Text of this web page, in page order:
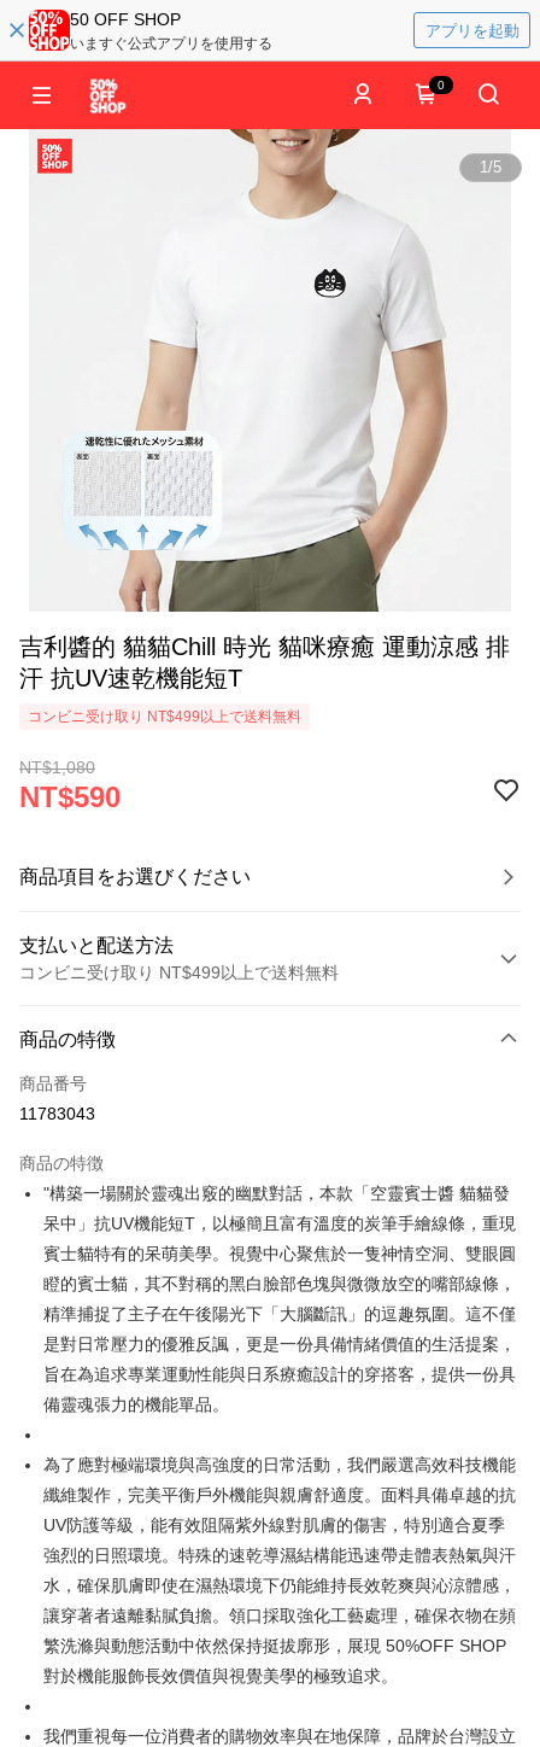
50 OFF SHOP
いますぐ公式アプリを使用する
アプリを起動
0
1/5
吉利醬的 貓貓Chill 時光 貓咪療癒 運動涼感 排
汗 抗UV速乾機能短T
コンビニ受け取り NT$499以上で送料無料
NT$1,080
NT$590
商品項目をお選びください
支払いと配送方法
コンビニ受け取り NT$499以上で送料無料
クレジットカード1回払い
コンビニ店頭代金引換
Apple Pay
JKOPAY
Easy Wallet
Google Pay
Plus Pay
OP Pay Later
説明
【OP Pay Later 使用説明】
1. 本サービスは台湾大哥大によって提供され、台湾大哥大のユーザーは追
加の申請なしで即時に利用可能です。
2. 支払い方法で「OP Pay Later」を選択すると、注文が成立した後に自動
的に OP Pay Later の取引プロセスに移行し、携帯番号を確認後、分割払
いの回数や支払い期限を選択し、支払いを確認すると取引が完了します。
3. 実際の承認額、分割回数および費用については、後続の取引確認ページ
を基準とします。
4. 注文成立後30分以内に確認取引を行わない場合や審査が通過しない場
発生した場合は、システムの評価基準に達していないことを意味し、評価
内容についての説明はいたしかねます。
AFTEE代金後払い
1.お支払い方法でAFTEE代金後払いを選択すると、携帯電話認証ウィンド
ウが表示されます。
2.SMSで認証してお支払い手続を進めてください。
3.注文するときのお支払いは不要です。商品はご指定の住所に配送されま
す。
4.ご注文が完了すると、携帯に支払い通知のSMSが届きます。アプリ会員
5.商品受け取り時のお支払いは不要です。商品を確かめてから、SMSまた
はアプリの通知に従って、4大コンビニ、またはATM/オンラインバンキン
ATM払い
配送方法
全家取貨付款
配送毎にNT$45
付款 後全家取貨
商品の特徴
商品番号
11783043
商品の特徴
"構築一場關於靈魂出竅的幽默對話，本款「空靈賓士醬 貓貓發
呆中」抗UV機能短T，以極簡且富有溫度的炭筆手繪線條，重現
賓士貓特有的呆萌美學。視覺中心聚焦於一隻神情空洞、雙眼圓
瞪的賓士貓，其不對稱的黑白臉部色塊與微微放空的嘴部線條，
精準捕捉了主子在午後陽光下「大腦斷訊」的逗趣氛圍。這不僅
是對日常壓力的優雅反諷，更是一份具備情緒價值的生活提案，
旨在為追求專業運動性能與日系療癒設計的穿搭客，提供一份具
備靈魂張力的機能單品。
為了應對極端環境與高強度的日常活動，我們嚴選高效科技機能
纖維製作，完美平衡戶外機能與親膚舒適度。面料具備卓越的抗
UV防護等級，能有效阻隔紫外線對肌膚的傷害，特別適合夏季
強烈的日照環境。特殊的速乾導濕結構能迅速帶走體表熱氣與汗
水，確保肌膚即使在濕熱環境下仍能維持長效乾爽與沁涼體感，
讓穿著者遠離黏膩負擔。領口採取強化工藝處理，確保衣物在頻
繁洗滌與動態活動中依然保持挺拔廓形，展現 50%OFF SHOP
對於機能服飾長效價值與視覺美學的極致追求。
我們重視每一位消費者的購物效率與在地保障，品牌於台灣設立